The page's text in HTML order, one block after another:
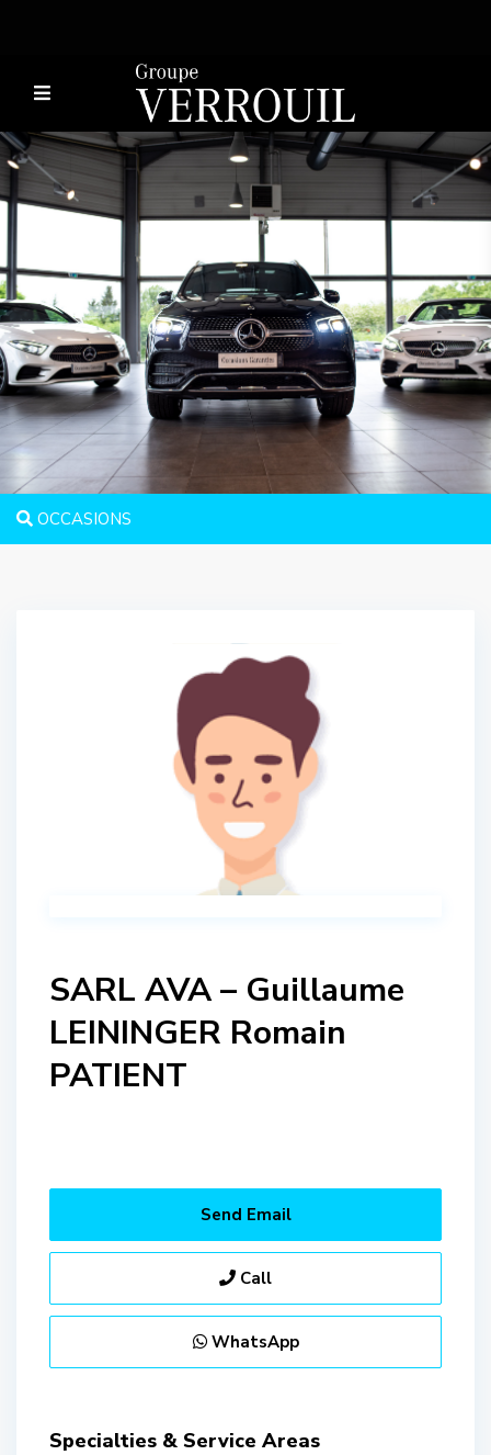
OCCASIONS
SARL AVA – Guillaume
LEININGER Romain
PATIENT
Send Email
Call
WhatsApp
Specialties & Service Areas